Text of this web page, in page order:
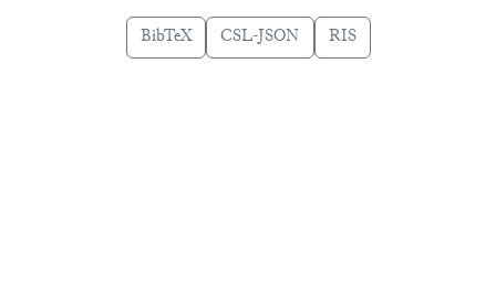
BibTeX CSL-JSON RIS